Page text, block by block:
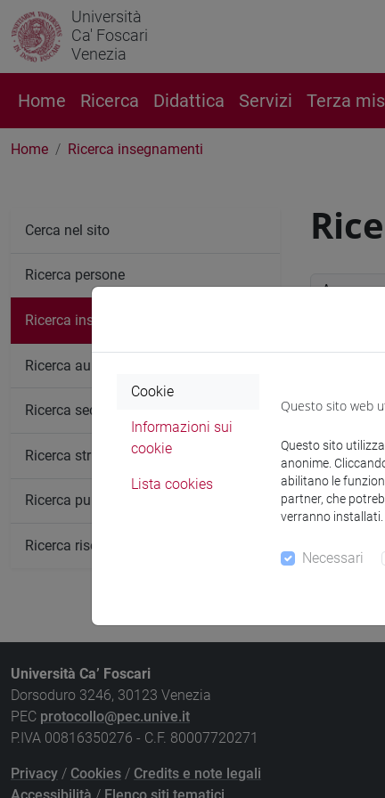
Università
Ca' Foscari
Venezia
Home Ricerca Didattica Servizi Terza
Home Ricerca insegnamenti
Anno
CHIMICA
CHIMICA
CHIMICA
Cerca nel sito
Ricerca persone
Ricerca insegnamenti
Ricerca aule
Ricerca sedi
Ricerca strutture
Ricerca pubblicazioni
Ricerca risorse bibliografiche
Università Ca’ Foscari
Dorsoduro 3246, 30123 Venezia
PEC protocollo@pec.unive.it
P.IVA 00816350276 - C.F. 80007720271
Privacy / Cookies / Credits e note legali
Cookie
Informazioni sui
cookie
Lista cookies
Questo sito web
Questo sito
anonime.
abilitano le
partner, che
verranno
Necessari